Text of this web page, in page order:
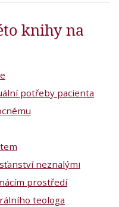
knihy na
potřeby pacienta
neznalými
prostředí
teologa